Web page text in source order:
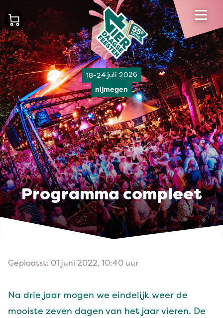
18-24 juli 2026
nijmegen
Programma compleet
Geplaatst: 01 juni 2022, 10:40 uur
Na drie jaar mogen we ein­delijk weer de
mooiste zeven dagen van het jaar vieren. De